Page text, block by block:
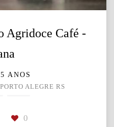
Agridoce Café -
ANOS
ALEGRE RS
0